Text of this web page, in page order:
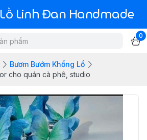
Linh Đan Handmade
0
Bươm Bướm Khổng Lồ
cho quán cà phê, studio